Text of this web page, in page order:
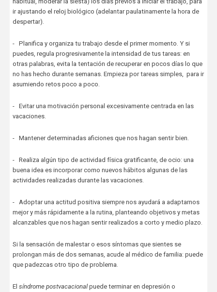
ir ajustando el reloj biológico (adelantar paulatinamente la hora de
despertar).
- Planifica y organiza tu trabajo desde el primer momento. Y si
puedes, regula progresivamente la intensidad de tus tareas: en
otras palabras, evita la tentación de recuperar en pocos días lo que
no has hecho durante semanas. Empieza por tareas simples, para ir
asumiendo retos poco a poco.
- Evitar una motivación personal excesivamente centrada en las
vacaciones.
- Mantener determinadas aficiones que nos hagan sentir bien.
- Realiza algún tipo de actividad física gratificante, de ocio: una
buena idea es incorporar como nuevos hábitos algunas de las
actividades realizadas durante las vacaciones.
- Adoptar una actitud positiva siempre nos ayudará a adaptarnos
mejor y más rápidamente a la rutina, planteando objetivos y metas
alcanzables que nos hagan sentir realizados a corto y medio plazo.
Si la sensación de malestar o esos síntomas que sientes se
prolongan más de dos semanas, acude al médico de familia: puede
que padezcas otro tipo de problema.
El síndrome postvacacional puede terminar en depresión o